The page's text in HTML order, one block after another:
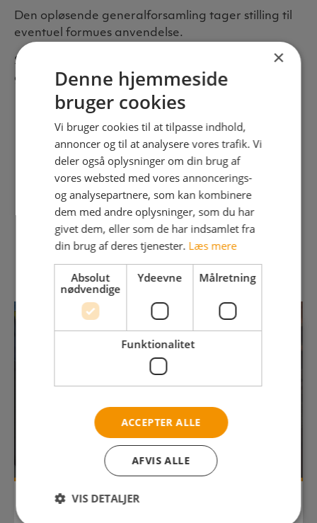
Den opløsende generalforsamling tager stilling til
eventuel formues anvendelse.
Således vedtaget på foreningens
generalforsamling 11. september 2023.
Mere om uddannelsen
Herunder finder du andre relevante sider, som
fortæller om uddannelsen:
UDDANNELSENS OPBYGNING
×
Denne hjemmeside
bruger cookies
Vi bruger cookies til at tilpasse indhold,
annoncer og til at analysere vores trafik. Vi
deler også oplysninger om din brug af
vores websted med vores annoncerings-
og analysepartnere, som kan kombinere
dem med andre oplysninger, som du har
givet dem, eller som de har indsamlet fra
din brug af deres tjenester. Læs mere
Absolut
nødvendige
Ydeevne Målretning
Funktionalitet
ACCEPTER ALLE
AFVIS ALLE
VIS DETALJER